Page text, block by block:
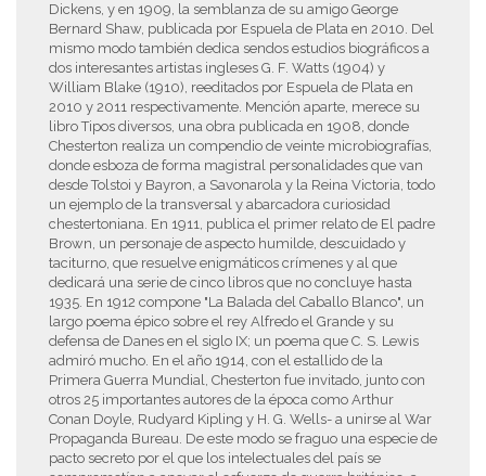
Dickens, y en 1909, la semblanza de su amigo George
Bernard Shaw, publicada por Espuela de Plata en 2010. Del
mismo modo también dedica sendos estudios biográficos a
dos interesantes artistas ingleses G. F. Watts (1904) y
William Blake (1910), reeditados por Espuela de Plata en
2010 y 2011 respectivamente. Mención aparte, merece su
libro Tipos diversos, una obra publicada en 1908, donde
Chesterton realiza un compendio de veinte microbiografías,
donde esboza de forma magistral personalidades que van
desde Tolstoi y Bayron, a Savonarola y la Reina Victoria, todo
un ejemplo de la transversal y abarcadora curiosidad
chestertoniana. En 1911, publica el primer relato de El padre
Brown, un personaje de aspecto humilde, descuidado y
taciturno, que resuelve enigmáticos crímenes y al que
dedicará una serie de cinco libros que no concluye hasta
1935. En 1912 compone "La Balada del Caballo Blanco", un
largo poema épico sobre el rey Alfredo el Grande y su
defensa de Danes en el siglo IX; un poema que C. S. Lewis
admiró mucho. En el año 1914, con el estallido de la
Primera Guerra Mundial, Chesterton fue invitado, junto con
otros 25 importantes autores de la época como Arthur
Conan Doyle, Rudyard Kipling y H. G. Wells- a unirse al War
Propaganda Bureau. De este modo se fraguo una especie de
pacto secreto por el que los intelectuales del país se